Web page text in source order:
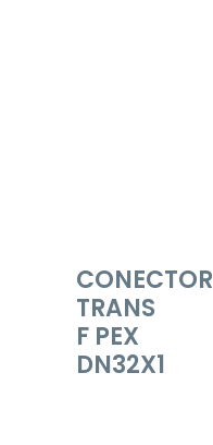
CONECTOR
TRANS
F PEX
DN32X1